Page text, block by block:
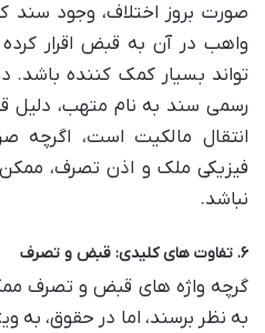
صورت بروز اختلاف، وجود
واهب در آن به قبض اقرار
تواند بسیار کمک کننده باشد.
رسمی سند به نام متهب،
انتقال مالکیت است،
فیزیکی ملک و اذن تصرف،
نباشد.
۶. تفاوت های کلیدی: قبض و تصرف
گرچه واژه های قبض و تصرف
به نظر برسند، اما در حقوق، به